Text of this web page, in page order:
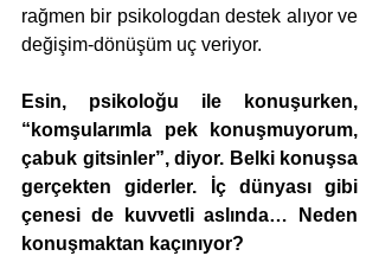
rağmen bir psikologdan destek alıyor ve
değişim-dönüşüm uç veriyor.
Esin, psikoloğu ile konuşurken,
“komşularımla pek konuşmuyorum,
çabuk gitsinler”, diyor. Belki konuşsa
gerçekten giderler. İç dünyası gibi
çenesi de kuvvetli aslında… Neden
konuşmaktan kaçınıyor?